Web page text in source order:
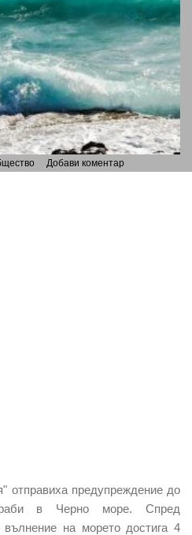
Добави коментар
отправиха предупреждение до
в Черно море. Спред
на морето достига 4